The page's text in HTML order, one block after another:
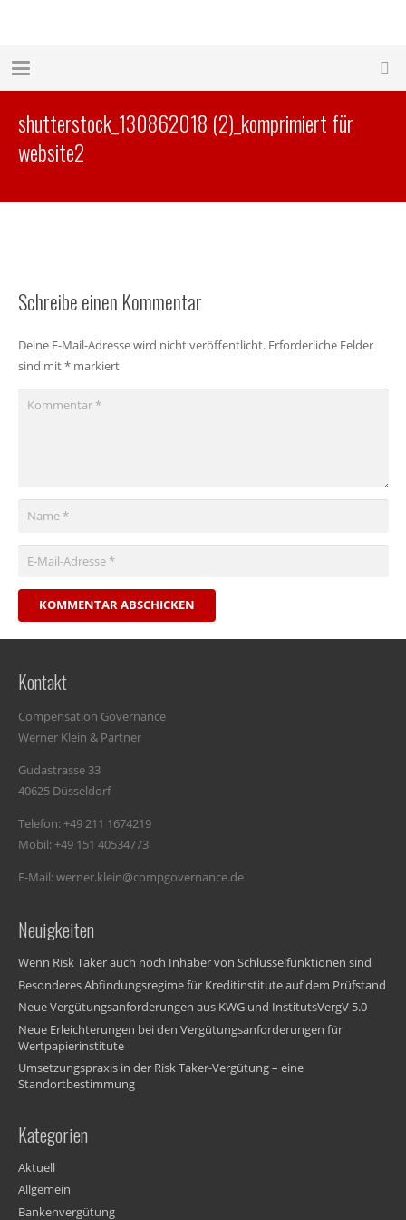
shutterstock_130862018 (2)_komprimiert für
website2
Schreibe einen Kommentar
Deine E-Mail-Adresse wird nicht veröffentlicht. Erforderliche Felder
sind mit*markiert
KOMMENTAR ABSCHICKEN
Kontakt
Compensation Governance
Werner Klein & Partner
Gudastrasse 33
40625 Düsseldorf
Telefon: +49 211 1674219
Mobil: +49 151 40534773
E-Mail: werner.klein@compgovernance.de
Neuigkeiten
Wenn Risk Taker auch noch Inhaber von Schlüsselfunktionen sind
Besonderes Abfindungsregime für Kreditinstitute auf dem Prüfstand
Neue Vergütungsanforderungen aus KWG und InstitutsVergV 5.0
Neue Erleichterungen bei den Vergütungsanforderungen für
Wertpapierinstitute
Umsetzungspraxis in der Risk Taker-Vergütung – eine
Standortbestimmung
Kategorien
Aktuell
Allgemein
Bankenvergütung